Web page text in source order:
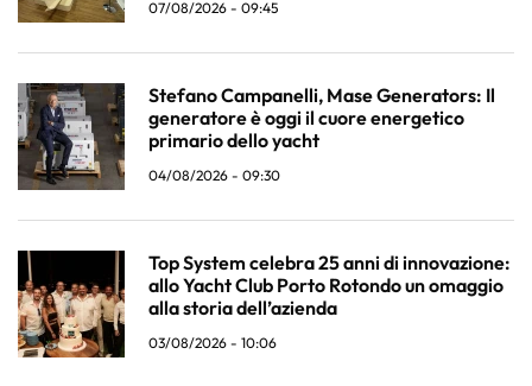
07/08/2026 - 09:45
Stefano Campanelli, Mase Generators: Il
generatore è oggi il cuore energetico
primario dello yacht
04/08/2026 - 09:30
Top System celebra 25 anni di innovazione:
allo Yacht Club Porto Rotondo un omaggio
alla storia dell’azienda
03/08/2026 - 10:06